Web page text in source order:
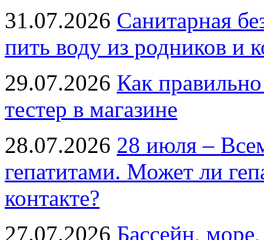
31.07.2026 Санитарная
пить воду из родников и
29.07.2026 Как
тестер в магазине
28.07.2026 28 июля –
гепатитами. Может ли
контакте?
27.07.2026 Бассейн,